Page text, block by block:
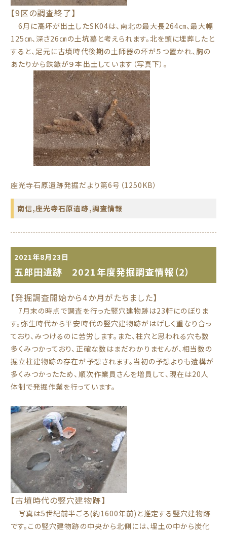
【9区の調査終了】
6月に高坏が出土したSK04は、南北の最大長264㎝、最大幅
125㎝、深さ26㎝の土坑墓と考えられます。北を頭に埋葬したと
すると、足元に古墳時代後期の土師器の坏が５つ置かれ、胸の
あたりから鉄鏃が９本出土しています（写真下）。
座光寺石原遺跡発掘だより第6号（1250KB）
南信,座光寺石原遺跡,調査情報
2021年8月23日
五郎田遺跡 2021年度発掘調査情報（2）
【発掘調査開始から4か月がたちました】
7月末の時点で調査を行った竪穴建物跡は23軒にのぼりま
す。弥生時代から平安時代の竪穴建物跡がはげしく重なり合っ
ており、みつけるのに苦労します。また、柱穴と思われる穴も数
多くみつかっており、正確な数はまだわかりませんが、相当数の
掘立柱建物跡の存在が予想されます。当初の予想よりも遺構が
多くみつかったため、順次作業員さんを増員して、現在は20人
体制で発掘作業を行っています。
【古墳時代の竪穴建物跡】
写真は5世紀前半ごろ(約1600年前)と推定する竪穴建物跡
です。この竪穴建物跡の中央から北側には、埋土の中から炭化